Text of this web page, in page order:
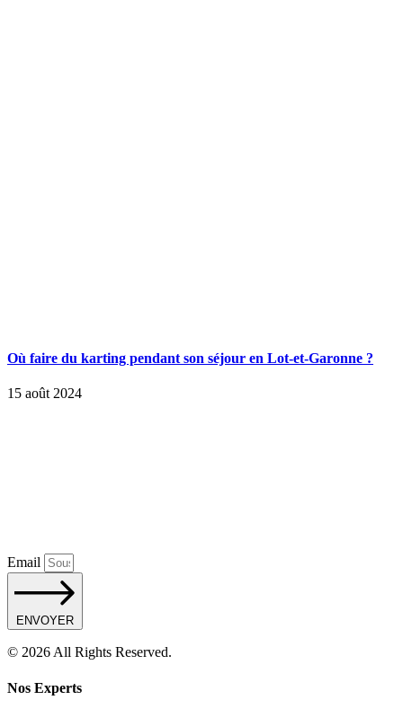
Où faire du karting pendant son séjour en Lot-et-Garonne ?
15 août 2024
Email
ENVOYER
© 2026 All Rights Reserved.
Nos Experts